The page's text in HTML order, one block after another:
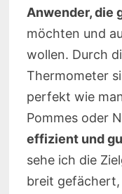
Anwender, die
möchten und
wollen. Durch
Thermometer
perfekt wie
Pommes oder
effizient und
sehe ich die
breit